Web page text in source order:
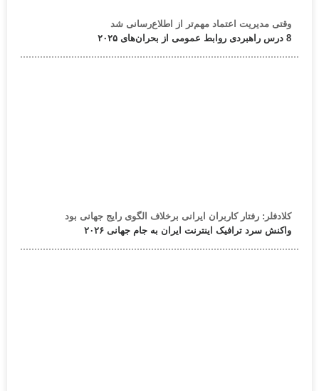
وقتی مدیریت اعتماد مهم‌تر از اطلاع‌رسانی شد
8 درس راهبردی روابط عمومی از بحران‌های ۲۰۲۵
کلادفلر: رفتار کاربران ایرانی برخلاف الگوی رایج جهانی بود
واکنش سرد ترافیک اینترنت ایران به جام جهانی ۲۰۲۶